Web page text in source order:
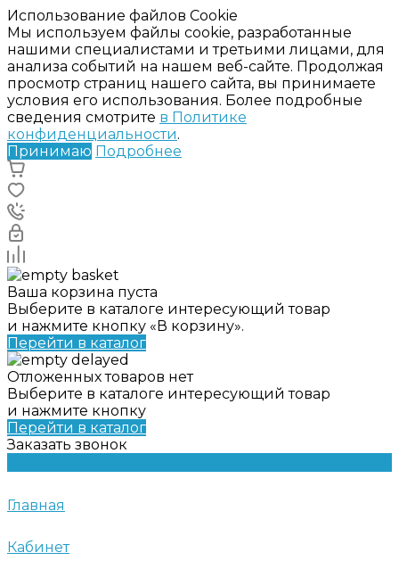
Использование файлов Cookie
Мы используем файлы cookie, разработанные
нашими специалистами и третьими лицами, для
анализа событий на нашем веб-сайте. Продолжая
просмотр страниц нашего сайта, вы принимаете
условия его использования. Более подробные
сведения смотрите в Политике
конфиденциальности.
Принимаю Подробнее
Ваша корзина пуста
Выберите в каталоге интересующий товар
и нажмите кнопку «В корзину».
Перейти в каталог
Отложенных товаров нет
Выберите в каталоге интересующий товар
и нажмите кнопку
Перейти в каталог
Заказать звонок
Главная
Кабинет